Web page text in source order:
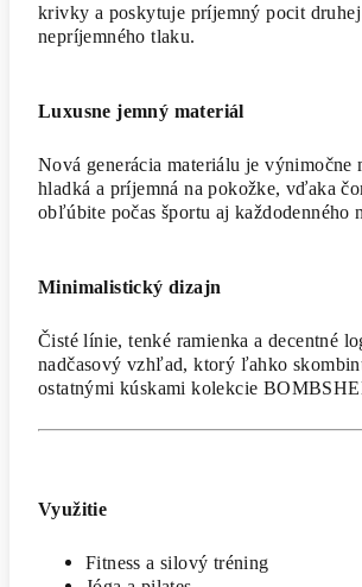
krivky a poskytuje príjemný pocit druhej
nepríjemného tlaku.
Luxusne jemný materiál
Nová generácia materiálu je výnimočne
hladká a príjemná na pokožke, vďaka
obľúbite počas športu aj každodenného
Minimalistický dizajn
Čisté línie, tenké ramienka a decentné
nadčasový vzhľad, ktorý ľahko
ostatnými kúskami kolekcie
Využitie
Fitness a silový tréning